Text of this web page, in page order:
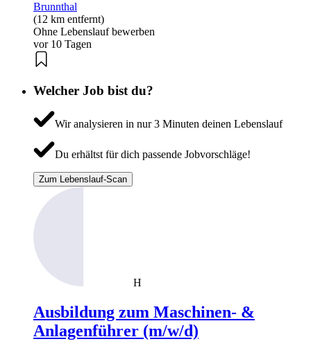
Brunnthal
(12 km entfernt)
Ohne Lebenslauf bewerben
vor 10 Tagen
Welcher Job bist du?
Wir analysieren in nur 3 Minuten deinen Lebenslauf
Du erhältst für dich passende Jobvorschläge!
Zum Lebenslauf-Scan
H
Ausbildung zum Maschinen- &
Anlagenführer (m/w/d)